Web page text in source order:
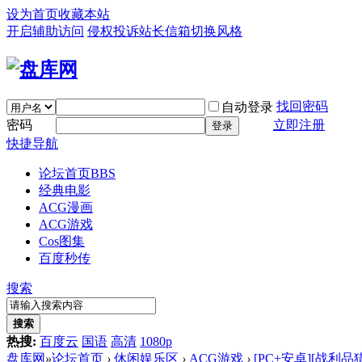
设为首页收藏本站
开启辅助访问 侵权投诉站长信箱切换风格
自动登录 找回密码
密码
登录
立即注册
快捷导航
论坛首页BBS
经典电影
ACG漫画
ACG游戏
Cos图集
百度秒传
搜索
搜索
热搜: 百度云 国语 高清 1080p
盘库网 »论坛首页 › 休闲娱乐区 › ACG游戏 › [PC+安卓][战利品